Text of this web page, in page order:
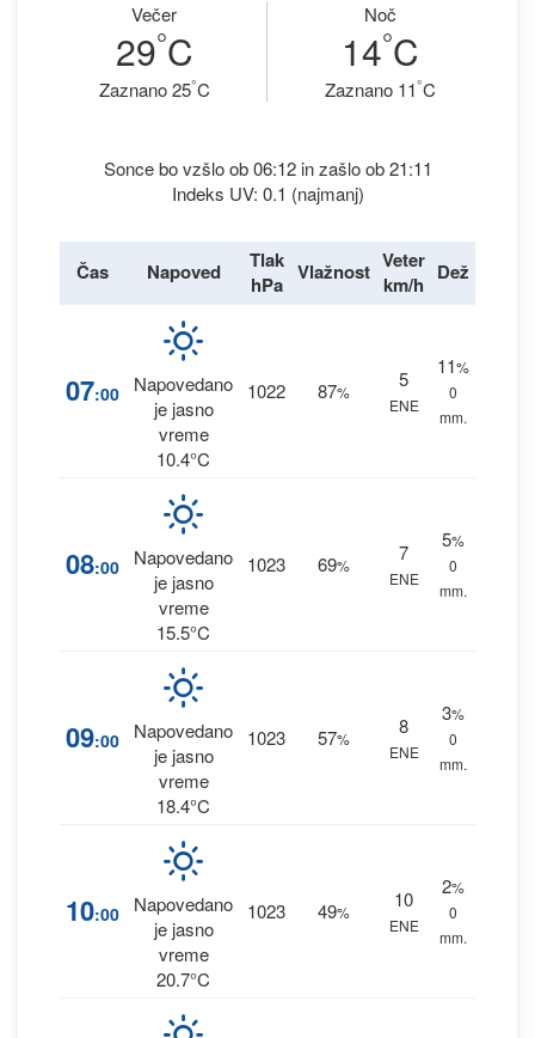
Večer
29°C
Zaznano 25°C
Noč
14°C
Zaznano 11°C
Sonce bo vzšlo ob 06:12 in zašlo ob 21:11
Indeks UV: 0.1 (najmanj)
Čas Napoved
Tlak
hPa Vlažnost Veter
km/h Dež
07:00
Napovedano
je jasno
vreme
10.4°C
1022 87%
5
ENE
11%
0
mm.
08:00
Napovedano
je jasno
vreme
15.5°C
1023 69%
7
ENE
5%
0
mm.
09:00
Napovedano
je jasno
vreme
18.4°C
1023 57%
8
ENE
3%
0
mm.
10:00
Napovedano
je jasno
vreme
20.7°C
1023 49%
10
ENE
2%
0
mm.